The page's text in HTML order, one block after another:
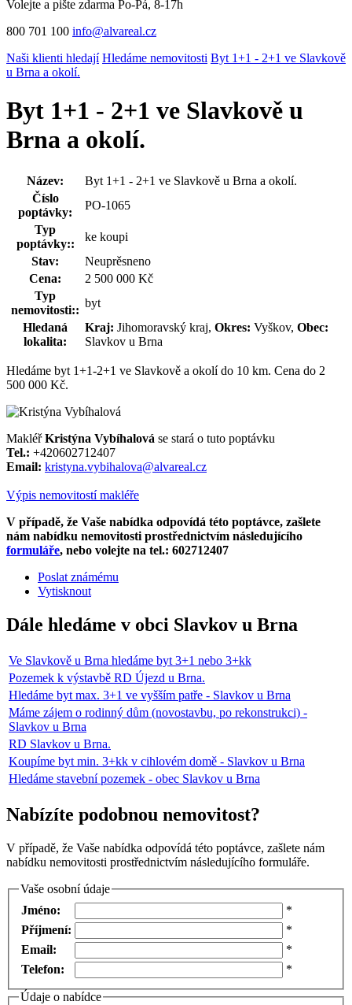
Volejte a pište zdarma Po-Pá, 8-17h
800 701 100 info@alvareal.cz
Naši klienti hledají Hledáme nemovitosti Byt 1+1 - 2+1 ve Slavkově
u Brna a okolí.
Byt 1+1 - 2+1 ve Slavkově u
Brna a okolí.
Název:
Byt 1+1 - 2+1 ve Slavkově u Brna a okolí.
Číslo
poptávky:
PO-1065
Typ
poptávky::
ke koupi
Stav:
Neuprěsneno
Cena:
2 500 000 Kč
Typ
nemovitosti::
byt
Hledaná
lokalita:
Kraj: Jihomoravský kraj, Okres: Vyškov, Obec:
Slavkov u Brna
Hledáme byt 1+1-2+1 ve Slavkově a okolí do 10 km. Cena do 2
500 000 Kč.
MakléřKristýna Vybíhalová se stará o tuto poptávku
Tel.: +420602712407
Email: kristyna.vybihalova@alvareal.cz
Výpis nemovitostí makléře
V případě, že Vaše nabídka odpovídá této poptávce, zašlete
nám nabídku nemovitosti prostřednictvím následujícího
formuláře, nebo volejte na tel.: 602712407
Poslat známému
Vytisknout
Dále hledáme v obci Slavkov u Brna
Ve Slavkově u Brna hledáme byt 3+1 nebo 3+kk
Pozemek k výstavbě RD Újezd u Brna.
Hledáme byt max. 3+1 ve vyšším patře - Slavkov u Brna
Máme zájem o rodinný dům (novostavbu, po rekonstrukci) -
Slavkov u Brna
RD Slavkov u Brna.
Koupíme byt min. 3+kk v cihlovém domě - Slavkov u Brna
Hledáme stavební pozemek - obec Slavkov u Brna
Nabízíte podobnou nemovitost?
V případě, že Vaše nabídka odpovídá této poptávce, zašlete nám
nabídku nemovitosti prostřednictvím následujícího formuláře.
Vaše osobní údaje
Jméno:
*
Příjmení:
*
Email:
*
Telefon:
*
Údaje o nabídce